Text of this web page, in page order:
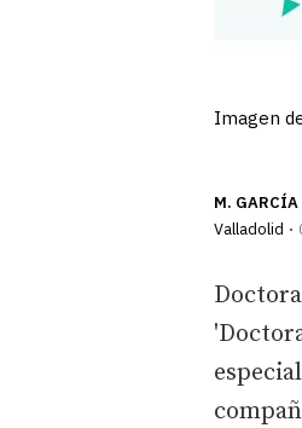
Imagen
M.
Valladolid